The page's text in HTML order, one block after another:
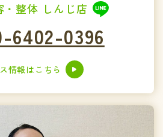
・整体 しんじ店
6402-0396
情報はこちら